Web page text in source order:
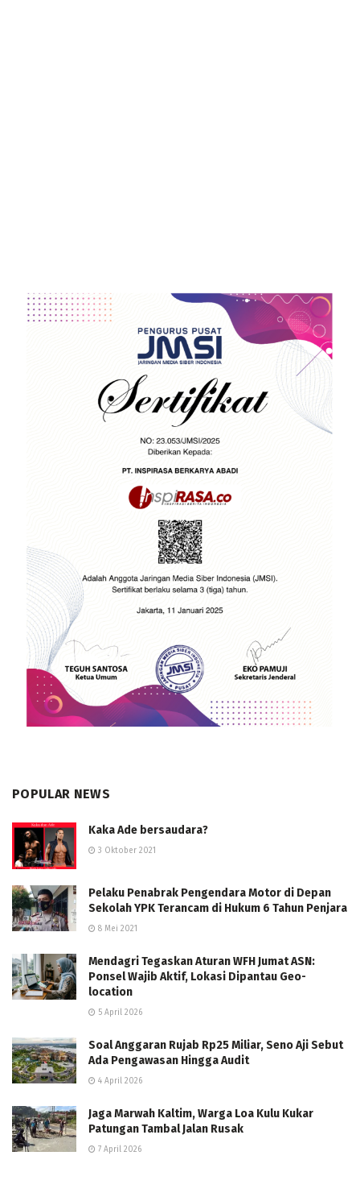
POPULAR NEWS
Kaka Ade bersaudara?
3 Oktober 2021
Pelaku Penabrak Pengendara Motor di Depan
Sekolah YPK Terancam di Hukum 6 Tahun Penjara
8 Mei 2021
Mendagri Tegaskan Aturan WFH Jumat ASN:
Ponsel Wajib Aktif, Lokasi Dipantau Geo-
location
5 April 2026
Soal Anggaran Rujab Rp25 Miliar, Seno Aji Sebut
Ada Pengawasan Hingga Audit
4 April 2026
Jaga Marwah Kaltim, Warga Loa Kulu Kukar
Patungan Tambal Jalan Rusak
7 April 2026